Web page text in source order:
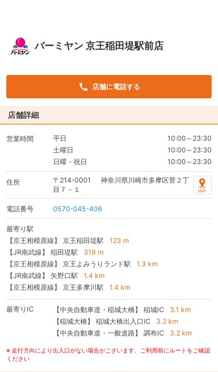
バーミヤン 京王稲田堤駅前店
店舗に電話する
店舗詳細
営業時間 平日
10:00～23:30
土曜日
10:00～23:30
日曜・祝日
10:00～23:30
住所 〒214-0001
神奈川県川崎市多摩区菅２丁
目７－１
電話番号 0570-045-406
最寄り駅
【京王相模原線】 京王稲田堤駅
123 m
【JR南武線】 稲田堤駅
319 m
【京王相模原線】 京王よみうりランド駅
1.3 km
【JR南武線】 矢野口駅
1.4 km
【京王相模原線】 京王多摩川駅
1.4 km
最寄りIC 【中央自動車道・稲城大橋】 稲城IC
3.1 km
【稲城大橋】
稲城大橋出入口IC
3.2 km
【中央自動車道・一般道路】
調布IC 3.2 km
※ 走行方向により出入口がない場合がございます、ご利用前にルートをご確認
ください